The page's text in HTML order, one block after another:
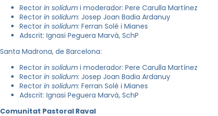
Rector in solidum i moderador: Pere Carulla Martínez
Rector in solidum: Josep Joan Badia Ardanuy
Rector in solidum: Ferran Solé i Mianes
Adscrit: Ignasi Peguera Marvà, SchP
Santa Madrona, de Barcelona:
Rector in solidum i moderador: Pere Carulla Martínez
Rector in solidum: Josep Joan Badia Ardanuy
Rector in solidum: Ferran Solé i Mianes
Adscrit: Ignasi Peguera Marvà, SchP
Comunitat Pastoral Raval